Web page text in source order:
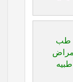
طب
أمراض